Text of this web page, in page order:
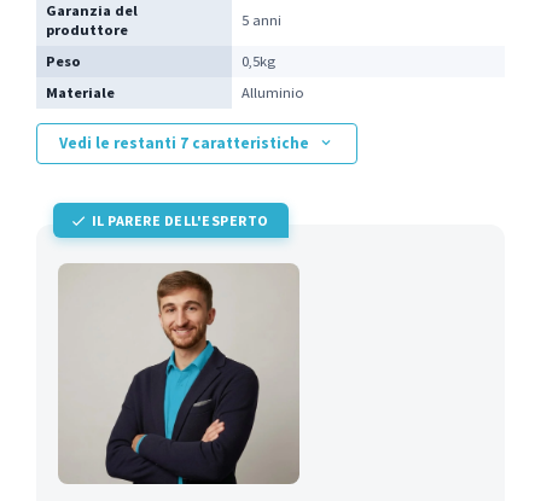
Garanzia del
produttore
5 anni
Peso
0,5kg
Materiale
Alluminio
Vedi le restanti 7 caratteristiche
IL PARERE DELL'ESPERTO